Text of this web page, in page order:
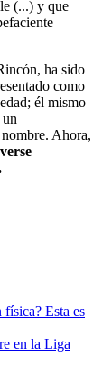
(...) y que
ha sido
como
él mismo
Ahora,
Esta es
en la Liga